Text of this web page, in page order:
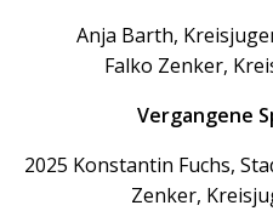
Anja Barth,
Falko Zenker,
Vergangene
2025 Konstantin Fuchs,
Zenker,